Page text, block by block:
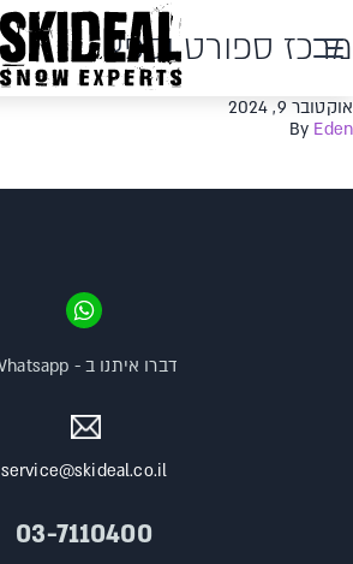
מרכז ספורט וספא
אוקטובר 9, 2024
By Eden
service@skideal.co.il
03-7110400
דברו איתנו ב - Whatsapp